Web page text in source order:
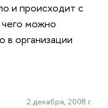
и происходит с
можно
в организации
2 декабря, 2008 г.